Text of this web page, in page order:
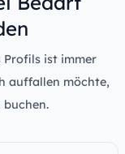
Profils ist immer
auffallen möchte,
buchen.